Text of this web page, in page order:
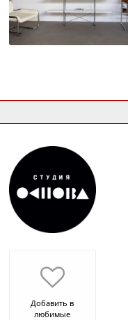
Добавить в
любимые